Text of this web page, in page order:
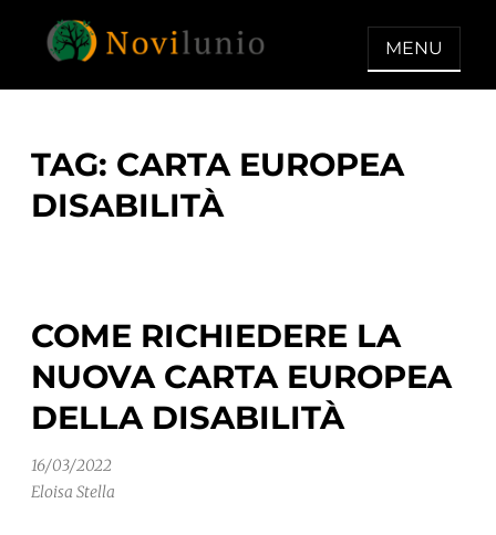
NOVILUNIO
Un aiuto con concreto dopo la
MENU
TAG: CARTA EUROPEA
DISABILITÀ
COME RICHIEDERE LA
NUOVA CARTA EUROPEA
DELLA DISABILITÀ
16/03/2022
Eloisa Stella